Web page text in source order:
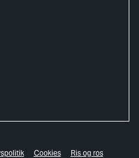
Cookies Ris og ros